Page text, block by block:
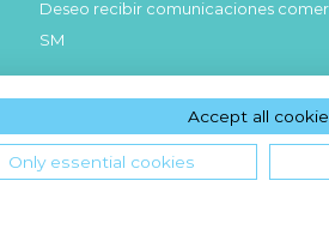
Deseo recibir comunicaciones
SM
Accept all
Only essential cookies